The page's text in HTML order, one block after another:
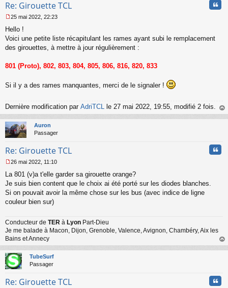
Re: Girouette TCL
e
s
s
e
o
u
25 mai 2022, 22:23
Hello !
Voici une petite liste récapitulant les rames ayant subi le remplacement
des girouettes, à mettre à jour régulièrement :
801 (Proto), 802, 803, 804, 805, 806, 816, 820, 833
Si il y a des rames manquantes, merci de le signaler !
Dernière modification par AdriTCL le 27 mai 2022, 19:55, modifié 2 fois.
au
Auron
Passager
Re: Girouette TCL
e
s
g
n
o
n
u
26 mai 2022, 11:10
La 801 (v)a t'elle garder sa girouette orange?
Je suis bien content que le choix ai été porté sur les diodes blanches.
Si on pouvait avoir la même chose sur les bus (avec indice de ligne
couleur bien sur)
Conducteur de TER à Lyon Part-Dieu
Je me balade à Macon, Dijon, Grenoble, Valence, Avignon, Chambéry, Aix les
Bains et Annecy
au
TubeSurf
Passager
Re: Girouette TCL